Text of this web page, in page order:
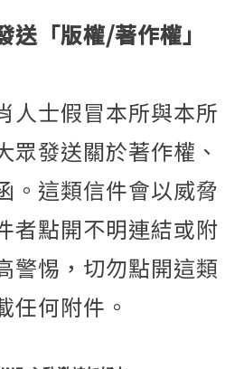
送「版權/著作權」
人士假冒本所與本所
眾發送關於著作權、
。這類信件會以威脅
者點開不明連結或附
警惕，切勿點開這類
任何附件。